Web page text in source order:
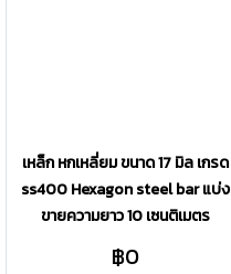
เหล็ก หกเหลี่ยม ขนาด 17 มิล เกรด
ss400 Hexagon steel bar แบ่ง
ขายความยาว 10 เซนติเมตร
฿0